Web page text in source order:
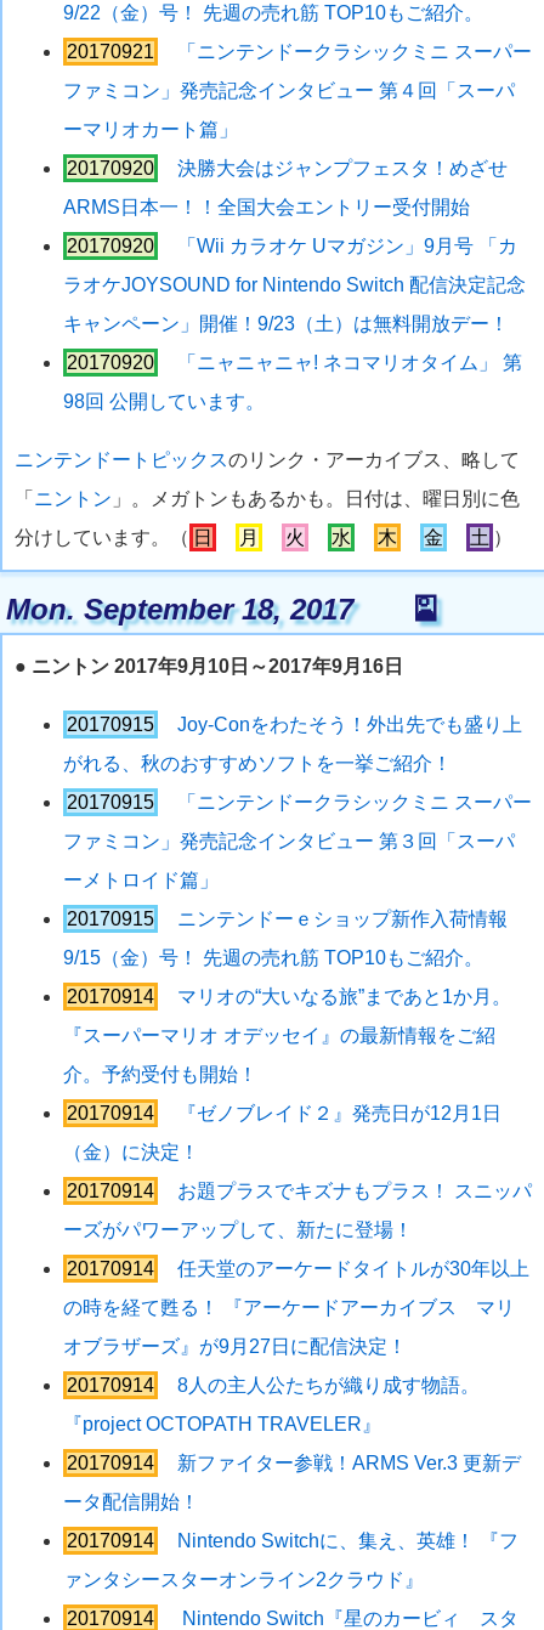
9/22（金）号！ 先週の売れ筋 TOP10もご紹介。
20170921
「ニンテンドークラシックミニ スーパー
ファミコン」発売記念インタビュー 第４回「スーパ
ーマリオカート篇」
20170920
決勝大会はジャンプフェスタ！めざせ
ARMS日本一！！全国大会エントリー受付開始
20170920
「Wii カラオケ Uマガジン」9月号 「カ
ラオケJOYSOUND for Nintendo Switch 配信決定記念
キャンペーン」開催！9/23（土）は無料開放デー！
20170920
「ニャニャニャ! ネコマリオタイム」 第
98回 公開しています。
ニンテンドートピックスのリンク・アーカイブス、略して
「 ニントン 」。メガトンもあるかも。日付は、曜日別に色
分けしています。（ 日 月 火 水 木 金 土 ）
Mon. September 18, 2017🎴
● ニントン 2017年9月10日～2017年9月16日
20170915
Joy-Conをわたそう！外出先でも盛り上
がれる、秋のおすすめソフトを一挙ご紹介！
20170915
「ニンテンドークラシックミニ スーパー
ファミコン」発売記念インタビュー 第３回「スーパ
ーメトロイド篇」
20170915
ニンテンドーｅショップ新作入荷情報
9/15（金）号！ 先週の売れ筋 TOP10もご紹介。
20170914
マリオの“大いなる旅”まであと1か月。
『スーパーマリオ オデッセイ』の最新情報をご紹
介。予約受付も開始！
20170914
『ゼノブレイド２』発売日が12月1日
（金）に決定！
20170914
お題プラスでキズナもプラス！ スニッパ
ーズがパワーアップして、新たに登場！
20170914
任天堂のアーケードタイトルが30年以上
の時を経て甦る！ 『アーケードアーカイブス マリ
オブラザーズ』が9月27日に配信決定！
20170914
8人の主人公たちが織り成す物語。
『project OCTOPATH TRAVELER』
20170914
新ファイター参戦！ARMS Ver.3 更新デ
ータ配信開始！
20170914
Nintendo Switchに、集え、英雄！ 『フ
ァンタシースターオンライン2クラウド』
20170914
Nintendo Switch『星のカービィ スタ